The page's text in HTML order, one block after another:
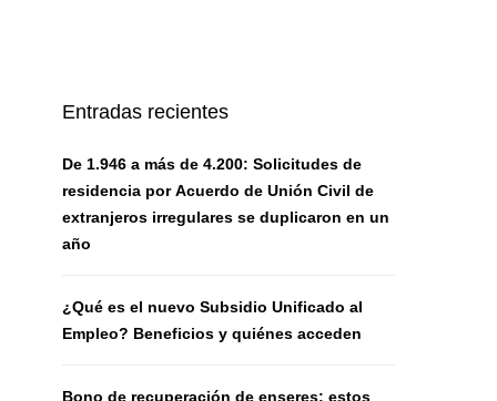
Entradas recientes
De 1.946 a más de 4.200: Solicitudes de
residencia por Acuerdo de Unión Civil de
extranjeros irregulares se duplicaron en un
año
¿Qué es el nuevo Subsidio Unificado al
Empleo? Beneficios y quiénes acceden
Bono de recuperación de enseres: estos